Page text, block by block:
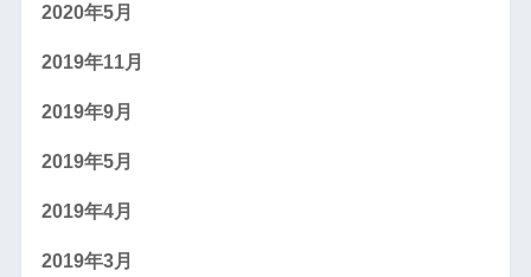
2020年5月
2019年11月
2019年9月
2019年5月
2019年4月
2019年3月